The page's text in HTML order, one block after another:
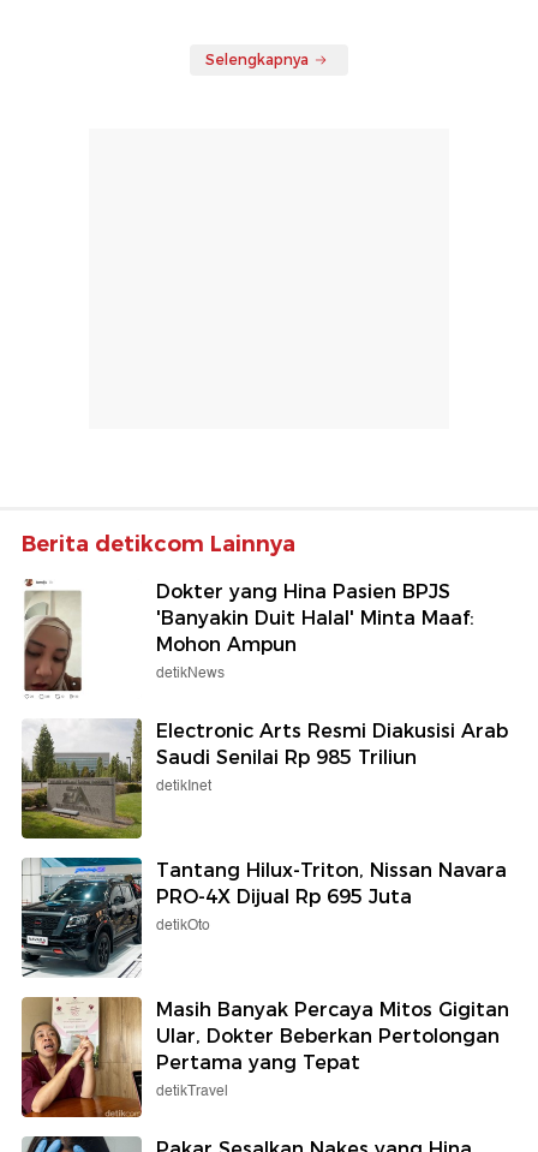
Selengkapnya
Berita detikcom Lainnya
Dokter yang Hina Pasien BPJS
'Banyakin Duit Halal' Minta Maaf:
Mohon Ampun
detikNews
Electronic Arts Resmi Diakusisi Arab
Saudi Senilai Rp 985 Triliun
detikInet
Tantang Hilux-Triton, Nissan Navara
PRO-4X Dijual Rp 695 Juta
detikOto
Masih Banyak Percaya Mitos Gigitan
Ular, Dokter Beberkan Pertolongan
Pertama yang Tepat
detikTravel